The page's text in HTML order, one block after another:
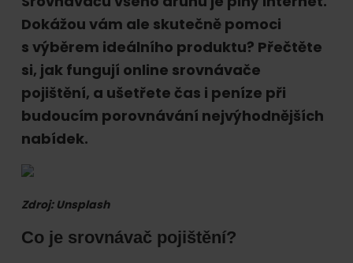
Dokážou vám ale skutečně pomoci
s výběrem ideálního produktu? Přečtěte
si, jak fungují online srovnávače
pojištění, a ušetřete čas i peníze při
budoucím porovnávání nejvýhodnějších
nabídek.
Zdroj: Unsplash
Co je srovnávač pojištění?